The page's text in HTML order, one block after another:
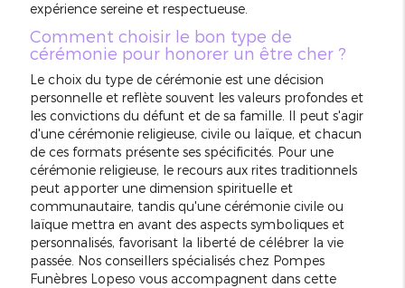
expérience sereine et respectueuse.
Comment choisir le bon type de
cérémonie pour honorer un être cher ?
Le choix du type de cérémonie est une décision
personnelle et reflète souvent les valeurs profondes et
les convictions du défunt et de sa famille. Il peut s'agir
d'une cérémonie religieuse, civile ou laïque, et chacun
de ces formats présente ses spécificités. Pour une
cérémonie religieuse, le recours aux rites traditionnels
peut apporter une dimension spirituelle et
communautaire, tandis qu'une cérémonie civile ou
laïque mettra en avant des aspects symboliques et
personnalisés, favorisant la liberté de célébrer la vie
passée. Nos conseillers spécialisés chez Pompes
Funèbres Lopeso vous accompagnent dans cette